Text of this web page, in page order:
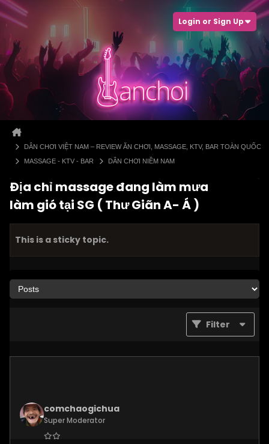
Login or Sign Up
DÂN CHƠI VIỆT NAM – REVIEW ĂN CHƠI, MASSAGE, KTV, BAR TOÀN QUỐC
MASSAGE - KTV - BAR
DÂN CHƠI NIỀM NAM
Địa chỉ massage đang làm mưa
làm gió tại SG ( Thư Giãn A- Á )
This is a sticky topic.
Filter
comchaogichua
Super Moderator